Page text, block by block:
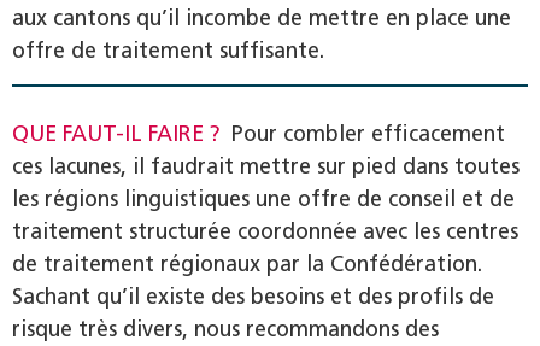
aux cantons qu’il incombe de mettre en place une
offre de traitement suffisante.
QUE FAUT-IL FAIRE ? Pour combler efficacement
ces lacunes, il faudrait mettre sur pied dans toutes
les régions linguistiques une offre de conseil et de
traitement structurée coordonnée avec les centres
de traitement régionaux par la Confédération.
Sachant qu’il existe des besoins et des profils de
risque très divers, nous recommandons des